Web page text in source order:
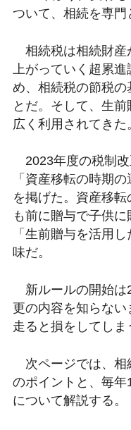
ついて、相続を専門
相続税は相続財産
上がっていく超累
め、相続税の節税の
とだ。そして、生前
広く利用されてきた
2023年度の税制改
「資産移転の時期
を掲げた。資産移
も前に贈与で子供に
「生前贈与を活用
味だ。
新ルールの開始は
更の内容を知らな
走ると損をしてしま
次ページでは、相
のポイントと、毎
について解説する。